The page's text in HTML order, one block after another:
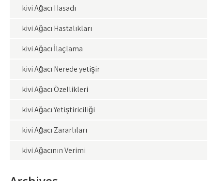
kivi Ağacı Hasadı
kivi Ağacı Hastalıkları
kivi Ağacı İlaçlama
kivi Ağacı Nerede yetişir
kivi Ağacı Özellikleri
kivi Ağacı Yetiştiriciliği
kivi Ağacı Zararlıları
kivi Ağacının Verimi